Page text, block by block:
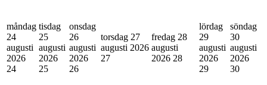
måndag
24
augusti
2026
24
tisdag
25
augusti
2026
25
onsdag
26
augusti
2026
26
torsdag 27
augusti 2026
27
fredag 28
augusti
2026 28
lördag
29
augusti
2026
29
söndag
30
augusti
2026
30